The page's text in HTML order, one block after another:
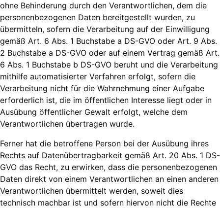
ohne Behinderung durch den Verantwortlichen, dem die
personenbezogenen Daten bereitgestellt wurden, zu
übermitteln, sofern die Verarbeitung auf der Einwilligung
gemäß Art. 6 Abs. 1 Buchstabe a DS-GVO oder Art. 9 Abs.
2 Buchstabe a DS-GVO oder auf einem Vertrag gemäß Art.
6 Abs. 1 Buchstabe b DS-GVO beruht und die Verarbeitung
mithilfe automatisierter Verfahren erfolgt, sofern die
Verarbeitung nicht für die Wahrnehmung einer Aufgabe
erforderlich ist, die im öffentlichen Interesse liegt oder in
Ausübung öffentlicher Gewalt erfolgt, welche dem
Verantwortlichen übertragen wurde.
Ferner hat die betroffene Person bei der Ausübung ihres
Rechts auf Datenübertragbarkeit gemäß Art. 20 Abs. 1 DS-
GVO das Recht, zu erwirken, dass die personenbezogenen
Daten direkt von einem Verantwortlichen an einen anderen
Verantwortlichen übermittelt werden, soweit dies
technisch machbar ist und sofern hiervon nicht die Rechte